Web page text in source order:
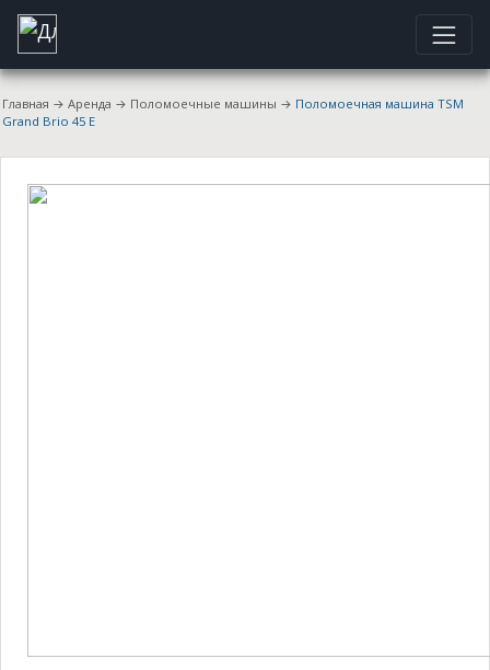
Главная → Аренда → Поломоечные машины → Поломоечная машина TSM
Grand Brio 45 E